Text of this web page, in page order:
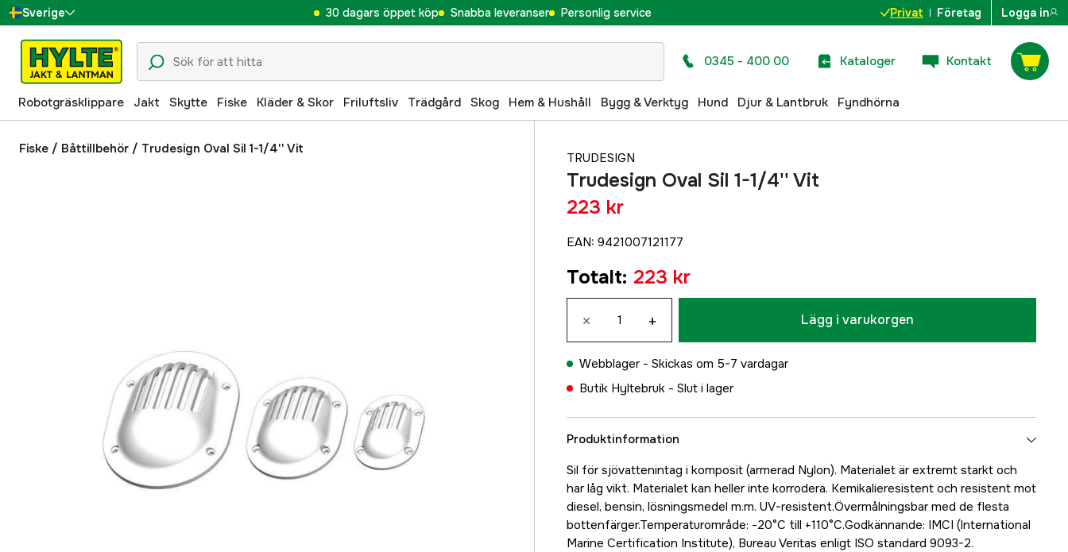
Sverige
Danmark
Suomi
Norge
Deutschland
30 dagars öppet köp Snabba leveranser Personlig service Privat Företag Logga in
0345 - 400 00 Kataloger Kontakt
Robotgräsklippare Jakt Skytte Fiske Kläder & Skor Friluftsliv Trädgård Skog Hem & Hushåll Bygg & Verktyg Hund Djur & Lantbruk Fyndhörna
Fiske / Båttillbehör / Trudesign Oval Sil 1-1/4'' Vit
TRUDESIGN
Trudesign Oval Sil 1-1/4'' Vit
223 kr
EAN: 9421007121177
Totalt: 223 kr
× + Lägg i varukorgen
Webblager - Skickas om 5-7 vardagar
Butik Hyltebruk - Slut i lager
Produktinformation
Sil för sjövattenintag i komposit (armerad Nylon). Materialet är extremt starkt och
har låg vikt. Materialet kan heller inte korrodera. Kemikalieresistent och resistent mot
diesel, bensin, lösningsmedel m.m. UV-resistent.Övermålningsbar med de flesta
bottenfärger.Temperaturområde: -20°C till +110°C.Godkännande: IMCI (International
Marine Certification Institute), Bureau Veritas enligt ISO standard 9093-2.